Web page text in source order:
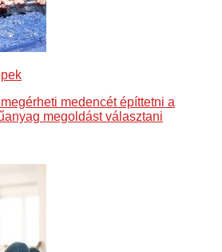
medencét építtetni a
megoldást választani